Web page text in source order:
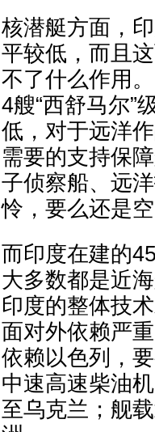
核潜艇方面，
平较低，而且
不了什么作用
4艘“西舒马尔”
低，对于远洋
需要的支持保
子侦察船、远
怜，要么还是空
而印度在建的
大多数都是近
印度的整体技
面对外依赖严
依赖以色列，
中速高速柴油
至乌克兰；舰